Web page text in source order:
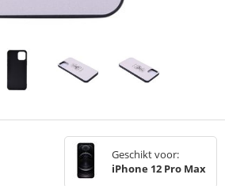
Geschikt voor:
iPhone 12 Pro Max